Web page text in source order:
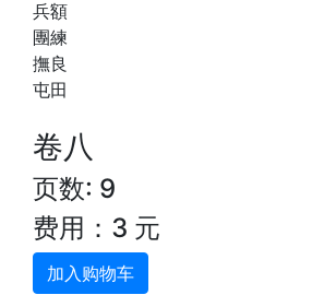
兵額
團練
撫良
屯田
卷八
页数: 9
费用：3 元
加入购物车